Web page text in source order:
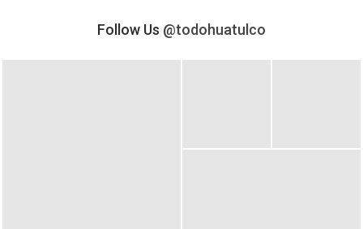
Follow Us @todohuatulco